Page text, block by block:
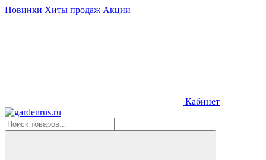
Новинки Хиты продаж Акции
Кабинет